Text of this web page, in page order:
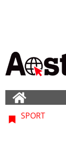
SPORT